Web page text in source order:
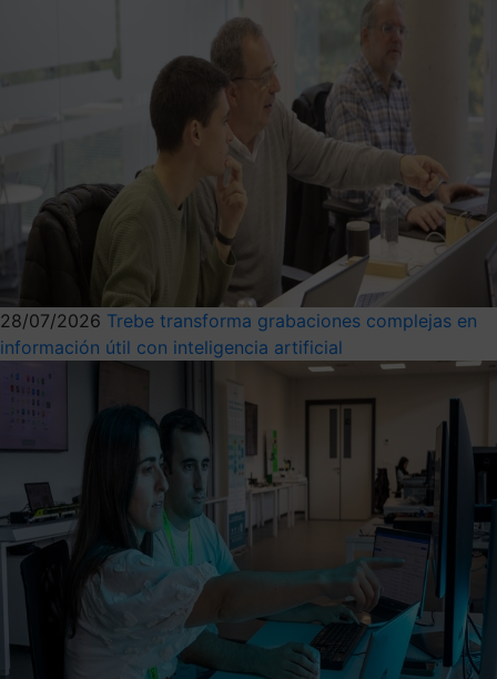
28/07/2026 Trebe transforma grabaciones complejas en
información útil con inteligencia artificial